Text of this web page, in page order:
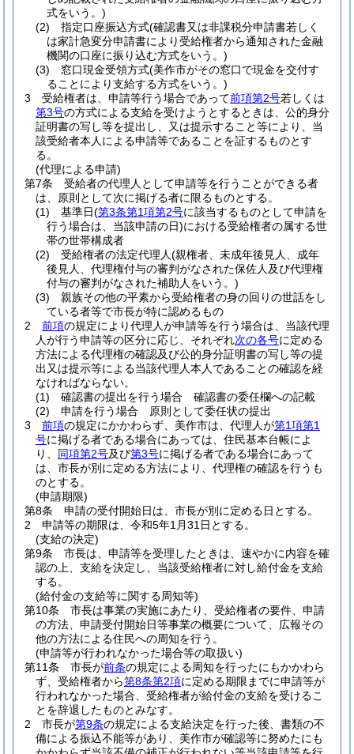
式をいう。)
(2)
指定口座振込方式(確認書又は非課税分申請書若しく
は家計急変分申請書により受給権者から通知された金融
機関の口座に振り込む方式をいう。)
(3)
窓口現金受領方式(美作市がその窓口で現金を交付す
ることにより支給する方式をいう。)
3
受給権者は、申請等行う場合であって前項第2号若しくは
第3号の方式による支給を受けようとするときは、公的身分
証明書の写し等を提出し、又は提示すること等により、当
該受給者本人による申請等であることを証するものとす
る。
(代理による申請)
第7条
受給者の代理人として申請等を行うことができる者
は、原則として次に掲げる者に限るものとする。
(1)
基準日(第3条第1項第2号に該当するものとして申請を
行う場合は、当該申請の日)における受給権者の属する世
帯の世帯構成者
(2)
受給権者の法定代理人(親権者、未成年後見人、成年
後見人、代理権付与の審判がなされた保佐人及び代理権
付与の審判がなされた補助人をいう。)
(3)
親族その他の平素から受給権者の身の回りの世話をし
ている者等で市長が特に認めるもの
2
前項の規定により代理人が申請等を行う場合は、当該代理
人が行う申請等の区分に応じ、それぞれ次の各号に定める
方法による代理権の確認及び公的身分証明書の写し等の提
出又は提示等による当該代理人本人であることの確認を経
なければならない。
(1)
確認書の提出を行う場合 確認書の委任欄への記載
(2)
申請を行う場合 原則として委任状の提出
3
前項の規定にかかわらず、美作市は、代理人が第1項第1
号に掲げる者である場合にあっては、住民基本台帳によ
り、 同項第2号及び第3号に掲げる者である場合にあって
は、市長が別に定める方法により、代理権の確認を行うも
のとする。
(申請期限)
第8条
申請の受付開始日は、市長が別に定める日とする。
2
申請等の期限は、令和5年1月31日とする。
(支給の決定)
第9条
市長は、申請等を受理したときは、速やかに内容を確
認の上、支給を決定し、当該受給権者に対し給付金を支給
する。
(給付金の支給等に関する周知等)
第10条
市長は事業の実施にあたり、受給権者の要件、申請
の方法、申請受付開始日等事業の概要について、広報その
他の方法による住民への周知を行う。
(申請等が行われなかった場合等の取扱い)
第11条
市長が前条の規定による周知を行ったにもかかわら
ず、受給権者から第8条第2項に定める期限までに申請等が
行われなかった場合、受給権者が給付金の支給を受けるこ
とを辞退したものとみなす。
2
市長が第9条の規定による支給決定を行った後、書類の不
備による振込不能等があり、美作市が確認等に努めたにも